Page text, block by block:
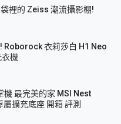
裡的 Zeiss 潮流攝影棚!
Roborock 衣莉莎白 H1 Neo
衣機
機 最完美的家 MSI Nest
擴充底座 開箱 評測